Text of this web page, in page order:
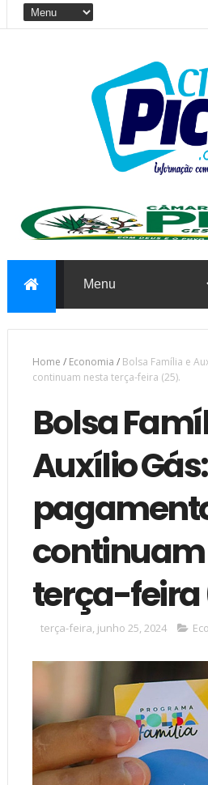
Home / Economia / Bolsa Família e
continuam nesta terça-feira (25).
Bolsa
Auxílio Gás:
terça-feira
terça-feira, junho 25, 2024